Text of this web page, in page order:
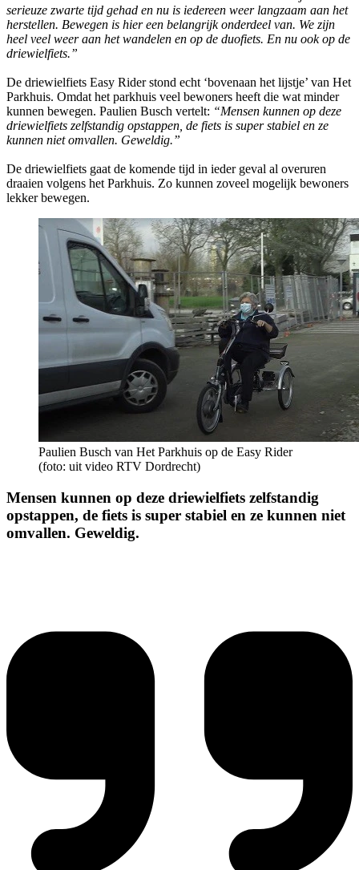
serieuze zwarte tijd gehad en nu is iedereen weer langzaam aan het
herstellen. Bewegen is hier een belangrijk onderdeel van. We zijn
heel veel weer aan het wandelen en op de duofiets. En nu ook op de
driewielfiets.”
De driewielfiets Easy Rider stond echt ‘bovenaan het lijstje’ van Het
Parkhuis. Omdat het parkhuis veel bewoners heeft die wat minder
kunnen bewegen. Paulien Busch vertelt: “Mensen kunnen op deze
driewielfiets zelfstandig opstappen, de fiets is super stabiel en ze
kunnen niet omvallen. Geweldig.”
De driewielfiets gaat de komende tijd in ieder geval al overuren
draaien volgens het Parkhuis. Zo kunnen zoveel mogelijk bewoners
lekker bewegen.
Paulien Busch van Het Parkhuis op de Easy Rider
(foto: uit video RTV Dordrecht)
Mensen kunnen op deze driewielfiets zelfstandig
opstappen, de fiets is super stabiel en ze kunnen niet
omvallen. Geweldig.